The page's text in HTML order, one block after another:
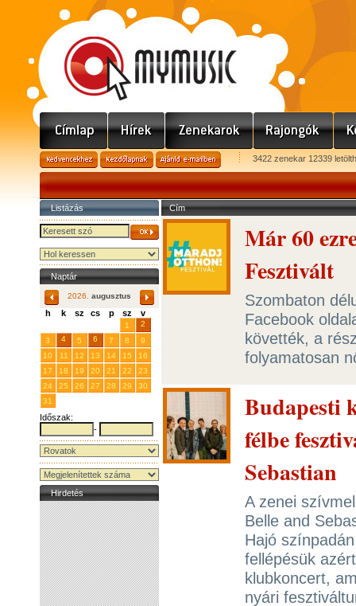
3422 zenekar 12339
Listázás
Naptár
2026. augusztus
h k sz cs p sz v
1
2
3
4 5 6 7 8
9
10
11 12 13 14 15
16
17
18 19 20 21 22
23
24
25 26 27 28 29
30
31
Időszak:
-
Hirdetés
Cím
Már 60
Fesztivált
Szombaton
Facebook
követték, a
folyamatosan
Budapesti
félbe
Sebastian
A zenei
Belle and
Hajó
fellépésük
klubkoncert,
nyári